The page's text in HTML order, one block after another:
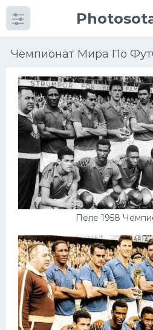
Чемпионат Мира По
Пеле 1958
КатегорииФото
Еще картинки...
Футбол
Хоккей
Велогонки
Конькобежный спорт
Тренажеры